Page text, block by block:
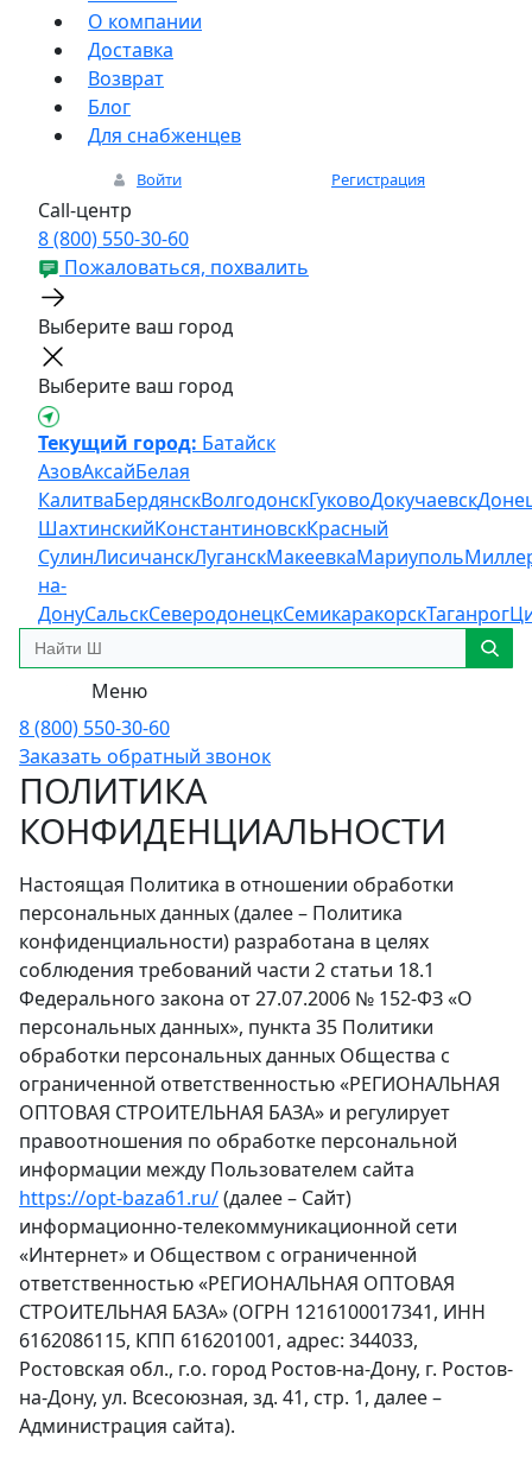
О компании
Доставка
Возврат
Блог
Для снабженцев
Войти Регистрация
Call-центр
8 (800) 550-30-60
Пожаловаться, похвалить
Выберите ваш город
Выберите ваш город
Текущий город: Батайск
АзовАксайБелая
КалитваБердянскВолгодонскГуковоДокучаевск
ШахтинскийКонстантиновскКрасный
СулинЛисичанскЛуганскМакеевкаМариуполь
на-
ДонуСальскСеверодонецкСемикаракорскТаганрог
Меню
8 (800) 550-30-60
Заказать обратный звонок
ПОЛИТИКА
КОНФИДЕНЦИАЛЬНОСТИ
Настоящая Политика в отношении обработки
персональных данных (далее – Политика
конфиденциальности) разработана в целях
соблюдения требований части 2 статьи 18.1
Федерального закона от 27.07.2006 № 152-ФЗ «О
персональных данных», пункта 35 Политики
обработки персональных данных Общества с
ограниченной ответственностью «РЕГИОНАЛЬНАЯ
ОПТОВАЯ СТРОИТЕЛЬНАЯ БАЗА» и регулирует
правоотношения по обработке персональной
информации между Пользователем сайта
https://opt-baza61.ru/(далее – Сайт)
информационно-телекоммуникационной сети
«Интернет» и Обществом с ограниченной
ответственностью «РЕГИОНАЛЬНАЯ ОПТОВАЯ
СТРОИТЕЛЬНАЯ БАЗА» (ОГРН 1216100017341, ИНН
6162086115, КПП 616201001, адрес: 344033,
Ростовская обл., г.о. город Ростов-на-Дону, г. Ростов-
на-Дону, ул. Всесоюзная, зд. 41, стр. 1, далее –
Администрация сайта).